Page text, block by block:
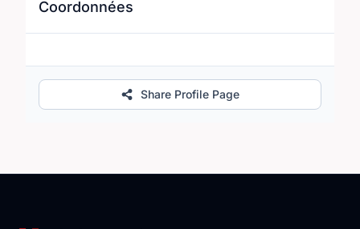
Coordonnées
Share Profile Page